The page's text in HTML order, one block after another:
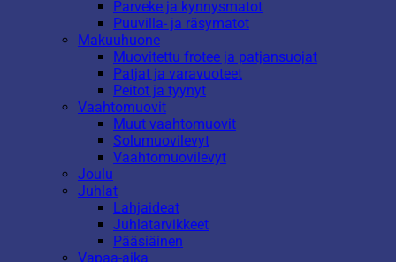
Parveke ja kynnysmatot
Puuvilla- ja räsymatot
Makuuhuone
Muovitettu frotee ja patjansuojat
Patjat ja varavuoteet
Peitot ja tyynyt
Vaahtomuovit
Muut vaahtomuovit
Solumuovilevyt
Vaahtomuovilevyt
Joulu
Juhlat
Lahjaideat
Juhlatarvikkeet
Pääsiäinen
Vapaa-aika